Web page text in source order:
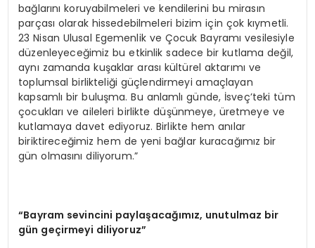
bağlarını koruyabilmeleri ve kendilerini bu mirasın
parçası olarak hissedebilmeleri bizim için çok kıymetli.
23 Nisan Ulusal Egemenlik ve Çocuk Bayramı vesilesiyle
düzenleyeceğimiz bu etkinlik sadece bir kutlama değil,
aynı zamanda kuşaklar arası kültürel aktarımı ve
toplumsal birlikteliği güçlendirmeyi amaçlayan
kapsamlı bir buluşma. Bu anlamlı günde, İsveç’teki tüm
çocukları ve aileleri birlikte düşünmeye, üretmeye ve
kutlamaya davet ediyoruz. Birlikte hem anılar
biriktireceğimiz hem de yeni bağlar kuracağımız bir
gün olmasını diliyorum.”
“Bayram sevincini paylaşacağımız, unutulmaz bir
gün geçirmeyi diliyoruz”